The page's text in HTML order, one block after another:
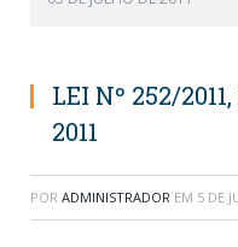
LEI Nº 252/
2011
POR ADMINISTRADOR EM 5 DE